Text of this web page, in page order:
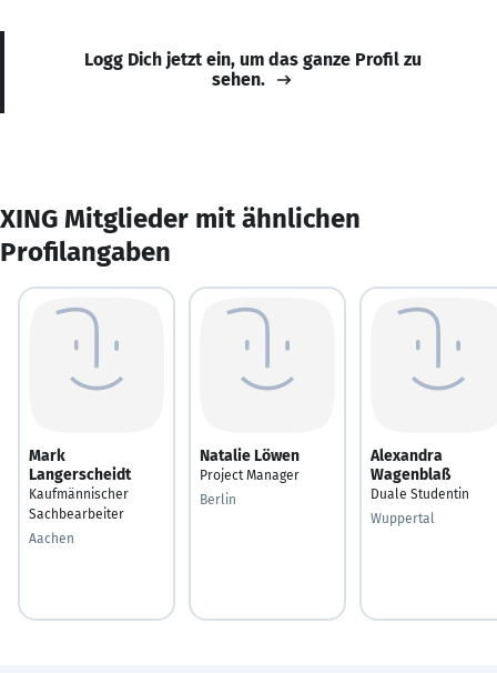
Logg Dich jetzt ein, um das ganze Profil zu
sehen.
XING Mitglieder mit ähnlichen
Profilangaben
Mark
Langerscheidt
Kaufmännischer
Sachbearbeiter
Aachen
Natalie Löwen
Project Manager
Berlin
Alexandra
Wagenblaß
Duale Studentin
Wuppertal